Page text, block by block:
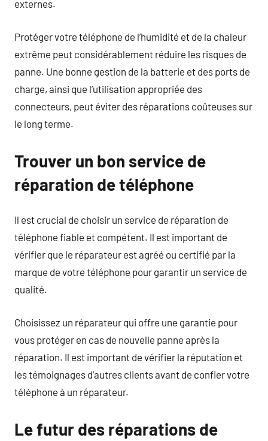
externes.
Protéger votre téléphone de l’humidité et de la chaleur
extrême peut considérablement réduire les risques de
panne. Une bonne gestion de la batterie et des ports de
charge, ainsi que l’utilisation appropriée des
connecteurs, peut éviter des réparations coûteuses sur
le long terme.
Trouver un bon service de
réparation de téléphone
Il est crucial de choisir un service de réparation de
téléphone fiable et compétent. Il est important de
vérifier que le réparateur est agréé ou certifié par la
marque de votre téléphone pour garantir un service de
qualité.
Choisissez un réparateur qui offre une garantie pour
vous protéger en cas de nouvelle panne après la
réparation. Il est important de vérifier la réputation et
les témoignages d’autres clients avant de confier votre
téléphone à un réparateur.
Le futur des réparations de